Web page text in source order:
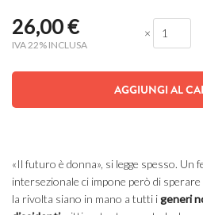
26,00€
IVA 22% INCLUSA
×
AGGIUNGI AL
«Il futuro è donna», si legge spesso. Un
intersezionale ci impone però di
la rivolta siano in mano a tutti igeneri